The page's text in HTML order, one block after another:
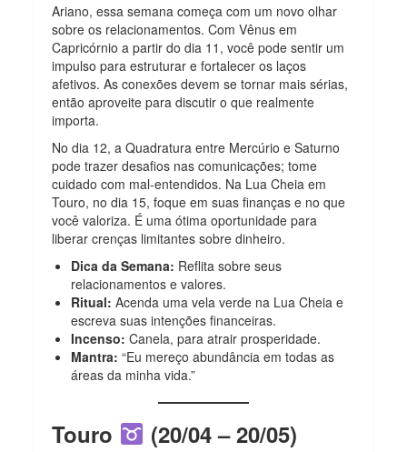
Ariano, essa semana começa com um novo olhar
sobre os relacionamentos. Com Vênus em
Capricórnio a partir do dia 11, você pode sentir um
impulso para estruturar e fortalecer os laços
afetivos. As conexões devem se tornar mais sérias,
então aproveite para discutir o que realmente
importa.
No dia 12, a Quadratura entre Mercúrio e Saturno
pode trazer desafios nas comunicações; tome
cuidado com mal-entendidos. Na Lua Cheia em
Touro, no dia 15, foque em suas finanças e no que
você valoriza. É uma ótima oportunidade para
liberar crenças limitantes sobre dinheiro.
Dica da Semana: Reflita sobre seus
relacionamentos e valores.
Ritual: Acenda uma vela verde na Lua Cheia e
escreva suas intenções financeiras.
Incenso: Canela, para atrair prosperidade.
Mantra: “Eu mereço abundância em todas as
áreas da minha vida.”
Touro (20/04 – 20/05)